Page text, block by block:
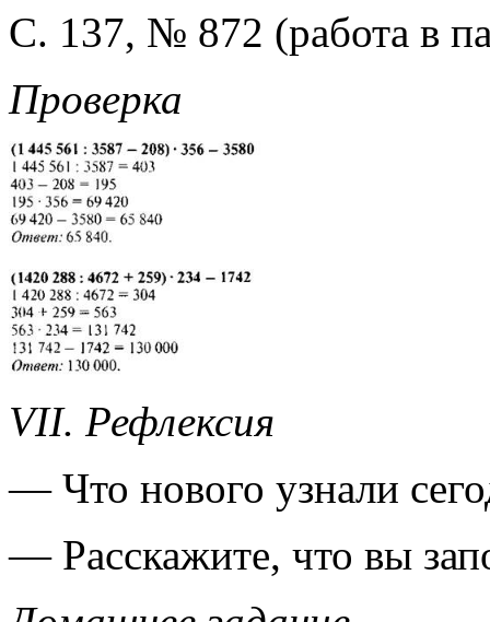
С. 137, № 872 (работа в
Проверка
VII. Рефлексия
— Что нового узнали
— Расскажите, что вы